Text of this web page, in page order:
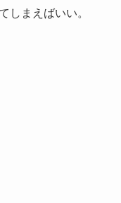
しまえばいい。